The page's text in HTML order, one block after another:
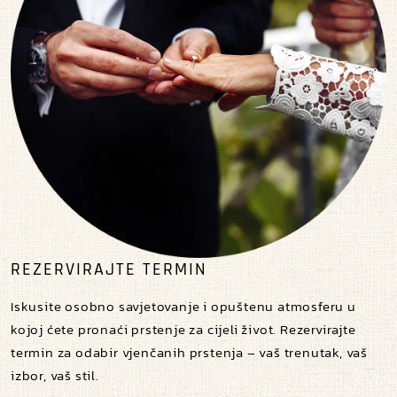
REZERVIRAJTE TERMIN
Iskusite osobno savjetovanje i opuštenu atmosferu u
kojoj ćete pronaći prstenje za cijeli život. Rezervirajte
termin za odabir vjenčanih prstenja – vaš trenutak, vaš
izbor, vaš stil.